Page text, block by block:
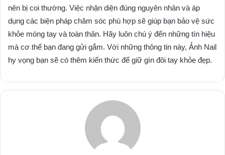
nên bị coi thường. Việc nhận diện đúng nguyên nhân và áp
dụng các biện pháp chăm sóc phù hợp sẽ giúp bạn bảo vệ sức
khỏe móng tay và toàn thân. Hãy luôn chú ý đến những tín hiệu
mà cơ thể bạn đang gửi gắm. Với những thông tin này, Ảnh Nail
hy vọng bạn sẽ có thêm kiến thức để giữ gìn đôi tay khỏe đẹp.